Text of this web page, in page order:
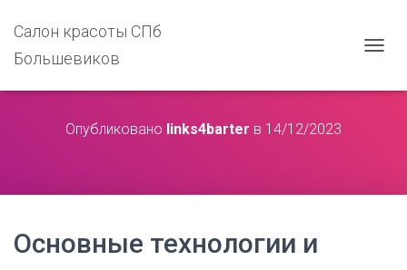
Салон красоты СПб
Большевиков
Р
И
Опубликовано links4barter в 14/12/2023
Основные технологии и